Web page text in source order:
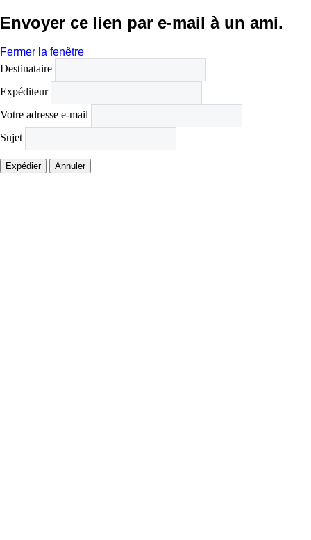
Envoyer ce lien par e-mail à un ami.
Fermer la fenêtre
Destinataire
Expéditeur
Votre adresse e-mail
Sujet
Expédier Annuler